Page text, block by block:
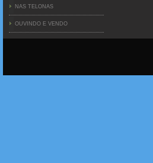
NAS TELONAS
OUVINDO E VENDO